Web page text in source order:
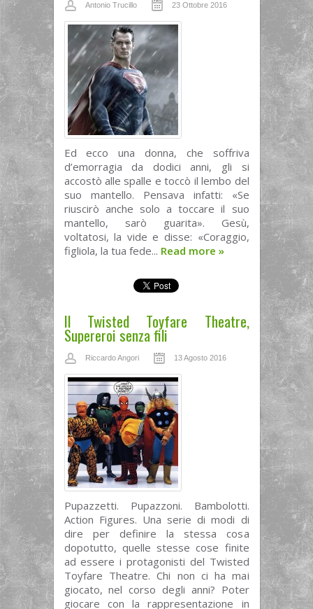
Antonio Trucillo 23 Ottobre 2016
Ed ecco una donna, che soffriva
d’emorragia da dodici anni, gli si
accostò alle spalle e toccò il lembo del
suo mantello. Pensava infatti: «Se
riuscirò anche solo a toccare il suo
mantello, sarò guarita». Gesù,
voltatosi, la vide e disse: «Coraggio,
figliola, la tua fede... Read more »
Il Twisted Toyfare Theatre,
Supereroi senza fili
Riccardo Angori 13 Agosto 2016
Pupazzetti. Pupazzoni. Bambolotti.
Action Figures. Una serie di modi di
dire per definire la stessa cosa
dopotutto, quelle stesse cose finite
ad essere i protagonisti del Twisted
Toyfare Theatre. Chi non ci ha mai
giocato, nel corso degli anni? Poter
giocare con la rappresentazione in